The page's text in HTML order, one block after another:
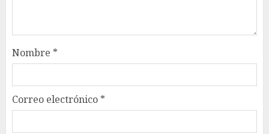
Nombre *
Correo electrónico *